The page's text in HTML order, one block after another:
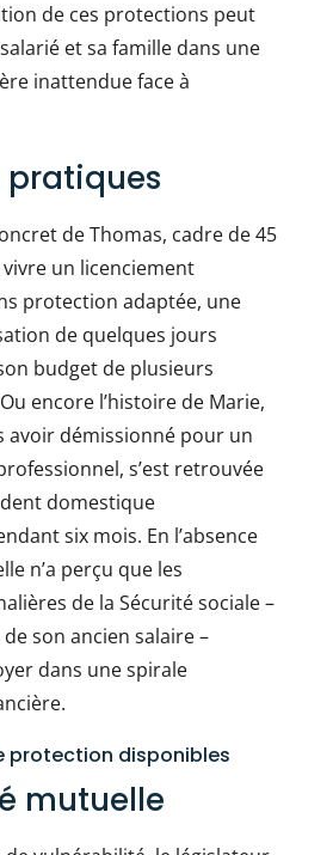
de ces protections peut
et sa famille dans une
inattendue face à
pratiques
de Thomas, cadre de 45
un licenciement
protection adaptée, une
de quelques jours
budget de plusieurs
encore l’histoire de Marie,
avoir démissionné pour un
s’est retrouvée
domestique
six mois. En l’absence
n’a perçu que les
de la Sécurité sociale –
son ancien salaire –
dans une spirale
protection disponibles
mutuelle